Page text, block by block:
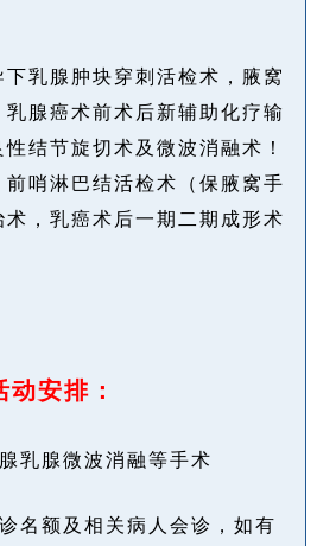
乳腺肿块穿刺活检术，腋窝
腺癌术前术后新辅助化疗输
结节旋切术及微波消融术！
哨淋巴结活检术（保腋窝手
术，乳癌术后一期二期成形术
动安排：
乳腺微波消融等手术
名额及相关病人会诊，如有